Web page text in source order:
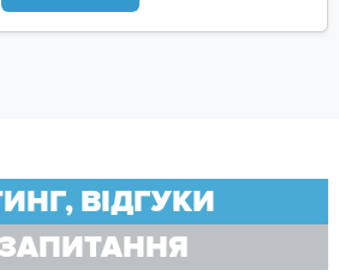
ВІДГУКИ